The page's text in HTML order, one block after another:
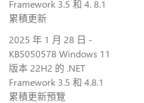
Framework 3.5 和 4. 8.1
累積更新
2025 年 1 月 28 日 -
KB5050578 Windows 11
版本 22H2 的 .NET
Framework 3.5 和 4.8.1
累積更新預覽